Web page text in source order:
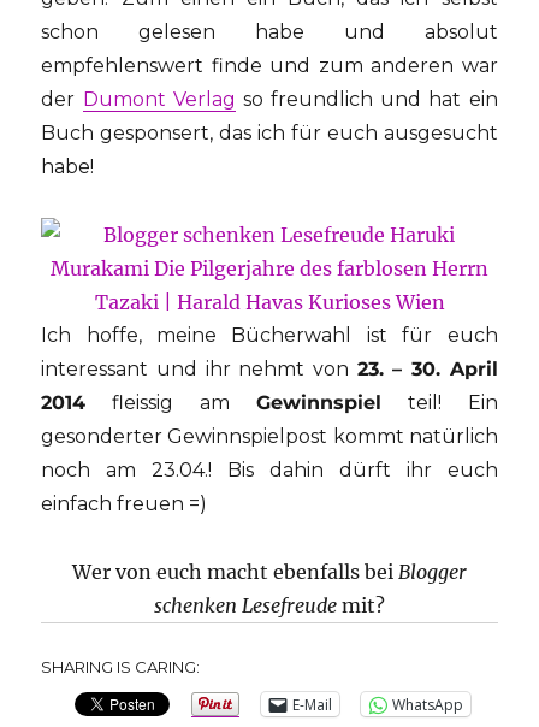
schon gelesen habe und absolut
empfehlenswert finde und zum anderen war
der Dumont Verlag so freundlich und hat ein
Buch gesponsert, das ich für euch ausgesucht
habe!
Ich hoffe, meine Bücherwahl ist für euch
interessant und ihr nehmt von 23. – 30. April
2014 fleissig am Gewinnspiel teil! Ein
gesonderter Gewinnspielpost kommt natürlich
noch am 23.04.! Bis dahin dürft ihr euch
einfach freuen =)
Wer von euch macht ebenfalls bei Blogger
schenken Lesefreude mit?
SHARING IS CARING:
E-Mail
WhatsApp